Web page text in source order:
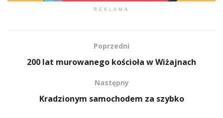
REKLAMA
Poprzedni
200 lat murowanego kościoła w Wiżajnach
Następny
Kradzionym samochodem za szybko